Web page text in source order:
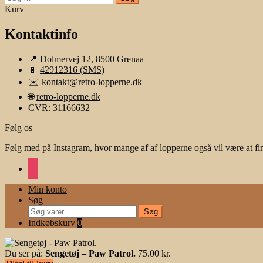
efter:
Kurv
Kontaktinfo
📍 Dolmervej 12, 8500 Grenaa
📱 42912316 (SMS)
✉️ kontakt@retro-lopperne.dk
🌐retro-lopperne.dk
CVR: 31166632
Følg os
Følg med på Instagram, hvor mange af af lopperne også vil være at
Min konto
Søg
Søg
efter:
Søg
Indkøbskurv 0
Du ser på: Sengetøj – Paw Patrol. 75.00 kr.